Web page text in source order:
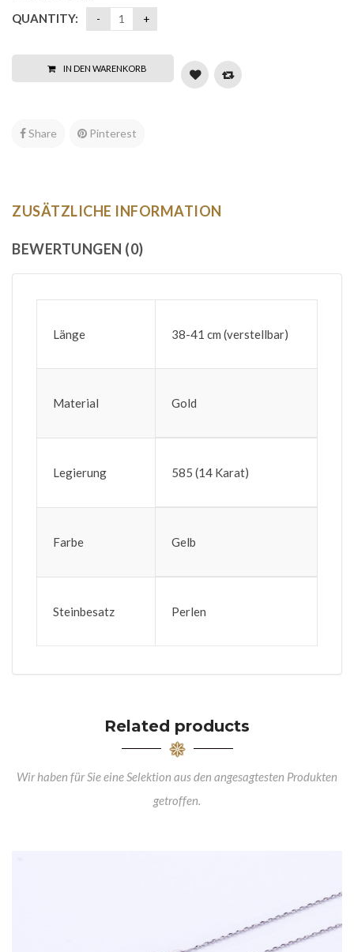
QUANTITY:
IN DEN WARENKORB
Share Pinterest
ZUSÄTZLICHE INFORMATION
BEWERTUNGEN (0)
Länge 38-41 cm (verstellbar)
Material Gold
Legierung 585 (14 Karat)
Farbe Gelb
Steinbesatz Perlen
Related products
Wir haben für Sie eine Selektion aus den angesagtesten Produkten
getroffen.